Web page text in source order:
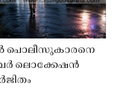
പൊലീസുകാരനെ
ലൊക്കേഷൻ